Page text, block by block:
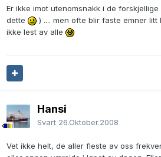
Er ikke imot utenomsnakk i de
dette
) .... men ofte blir faste emner
ikke lest av alle
Hansi
Svart 26.Oktober.2008
Vet ikke helt, de aller fleste av oss